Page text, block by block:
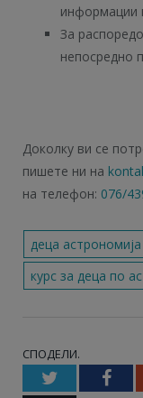
информации
За
непосредно
Доколку ви се
пишете ни на
на телефон: 076/
деца астрономија
курс за деца по
СПОДЕЛИ.